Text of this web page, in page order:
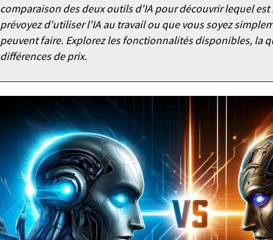
comparaison des deux outils d'IA pour découvrir lequel
prévoyez d'utiliser l'IA au travail ou que vous soyez
peuvent faire. Explorez les fonctionnalités disponibles, la
différences de prix.